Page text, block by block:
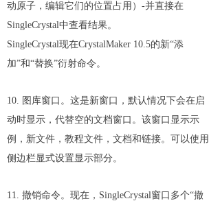
动原子，编辑它们的位置占用）-并直接在
SingleCrystal中查看结果。
SingleCrystal现在CrystalMaker 10.5的新“添
加”和“替换”衍射命令。
10. 图库窗口。这是新窗口，默认情况下会在启
动时显示，代替空的文档窗口。该窗口显示示
例，新文件，教程文件，文档和链接。可以使用
侧边栏显式设置显示部分。
11. 撤销命令。现在，SingleCrystal窗口多个“撤